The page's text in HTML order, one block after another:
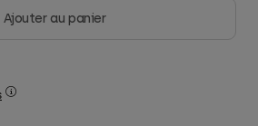
Ajouter au panier